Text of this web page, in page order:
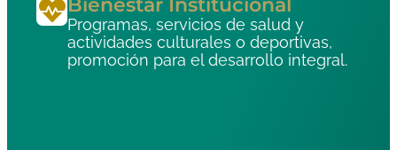
Bienestar Institucional
Programas, servicios de salud y
actividades culturales o deportivas,
promoción para el desarrollo integral.